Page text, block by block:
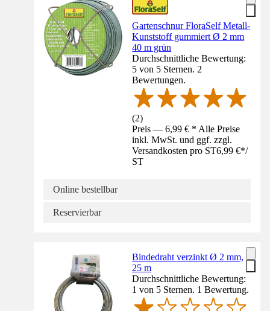
Gartenschnur FloraSelf Metall-
Kunststoff gummiert Ø 2 mm
40 m grün
Durchschnittliche Bewertung:
5 von 5 Sternen. 2
Bewertungen.
(2)
Preis — 6,99 € * Alle Preise
inkl. MwSt. und ggf. zzgl.
Versandkosten pro ST6,99 €*/
ST
Online bestellbar
Reservierbar
Bindedraht verzinkt Ø 2 mm,
25 m
Durchschnittliche Bewertung:
1 von 5 Sternen. 1 Bewertung.